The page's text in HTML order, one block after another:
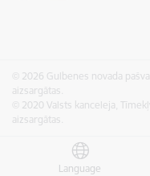
Language
© 2026 Gulbenes novada
aizsargātas.
© 2020 Valsts kanceleja,
aizsargātas.